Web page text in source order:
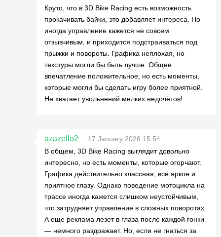
Круто, что в 3D Bike Racing есть возможность
прокачивать байки, это добавляет интереса. Но
иногда управление кажется не совсем
отзывчивым, и приходится подстраиваться под
прыжки и повороты. Графика неплохая, но
текстуры могли бы быть лучше. Общее
впечатление положительное, но есть моменты,
которые могли бы сделать игру более приятной.
Не хватает увольнений мелких недочётов!
azazello2
17 January 2026 15:54
В общем, 3D Bike Racing выглядит довольно
интересно, но есть моменты, которые огорчают.
Графика действительно классная, всё яркое и
приятное глазу. Однако поведение мотоцикла на
трассе иногда кажется слишком неустойчивым,
что затрудняет управление в сложных поворотах.
А еще реклама лезет в глаза после каждой гонки
— немного раздражает. Но, если не гнаться за